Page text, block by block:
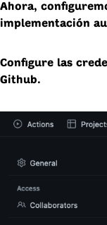
Ahora,
implementación
Configure las
Github.